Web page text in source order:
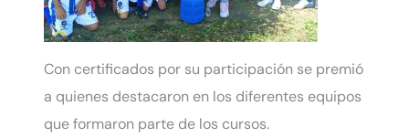
Con certificados por su participación se premió
a quienes destacaron en los diferentes equipos
que formaron parte de los cursos.